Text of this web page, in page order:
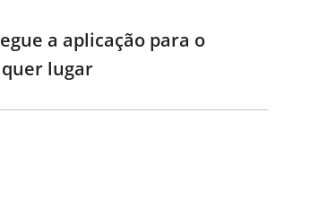
a aplicação para o
lugar